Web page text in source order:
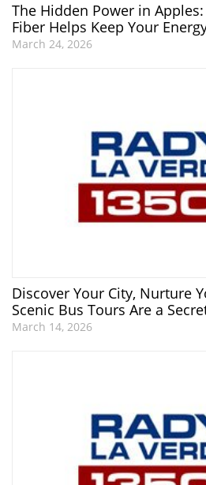
The Hidden Power in
Fiber Helps Keep Your
March 24, 2026
Discover Your City, Nurture
Scenic Bus Tours Are a
March 14, 2026